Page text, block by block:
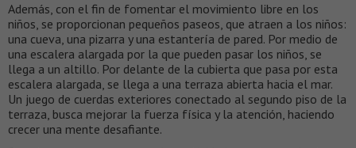
Además, con el fin de fomentar el movimiento libre en los
niños, se proporcionan pequeños paseos, que atraen a los niños:
una cueva, una pizarra y una estantería de pared. Por medio de
una escalera alargada por la que pueden pasar los niños, se
llega a un altillo. Por delante de la cubierta que pasa por esta
escalera alargada, se llega a una terraza abierta hacia el mar.
Un juego de cuerdas exteriores conectado al segundo piso de la
terraza, busca mejorar la fuerza física y la atención, haciendo
crecer una mente desafiante.